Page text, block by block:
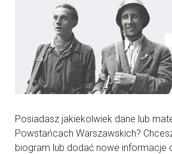
Posiadasz jakiekolwiek dane lub
Powstańcach Warszawskich?
biogram lub dodać nowe informacje